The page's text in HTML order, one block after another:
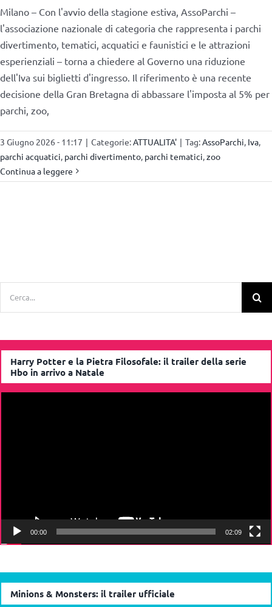
Milano – Con l'avvio della stagione estiva, AssoParchi –
l'associazione nazionale di categoria che rappresenta i parchi
divertimento, tematici, acquatici e faunistici e le attrazioni
esperienziali – torna a chiedere al Governo una riduzione
dell'Iva sui biglietti d'ingresso. Il riferimento è una recente
decisione della Gran Bretagna di abbassare l'imposta al 5% per
parchi, zoo,
3 Giugno 2026 - 11:17 | Categorie:ATTUALITA' | Tag:AssoParchi, Iva,
parchi acquatici, parchi divertimento, parchi tematici,zoo
Continua a leggere
Harry Potter e la Pietra Filosofale: il trailer della serie
Hbo in arrivo a Natale
00:00 02:09
Minions & Monsters: il trailer ufficiale